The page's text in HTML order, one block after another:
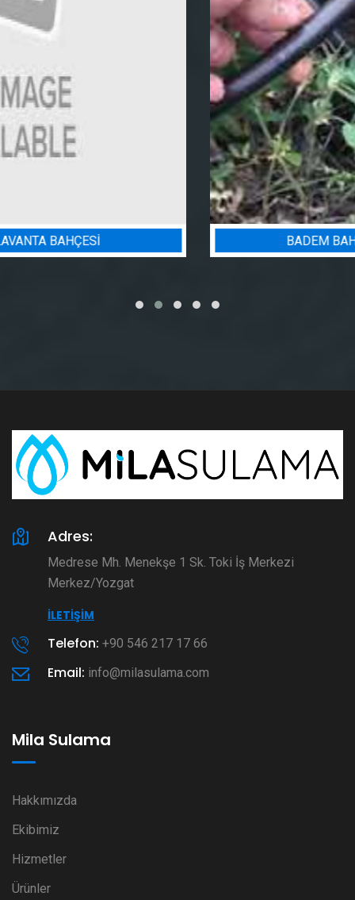
BADEM BAHÇESI SULAMA PROJESI
Adres:
Medrese Mh. Menekşe 1 Sk. Toki İş Merkezi
Merkez/Yozgat
İLETIŞIM
Telefon: +90 546 217 17 66
Email: info@milasulama.com
Mila Sulama
Hakkımızda
Ekibimiz
Hizmetler
Ürünler